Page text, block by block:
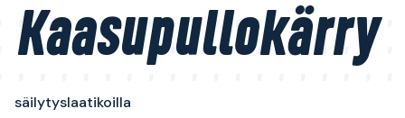
Kaasupullokärry
säilytyslaatikoilla